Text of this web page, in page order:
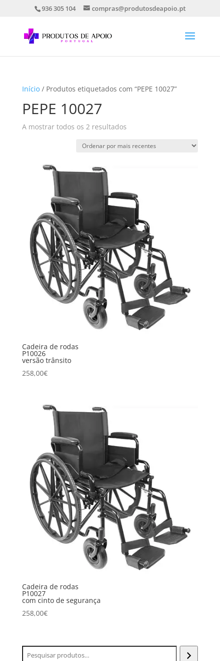
936 305 104 compras@produtosdeapoio.pt
Início/ Produtos etiquetados com “PEPE 10027”
PEPE 10027
A mostrar todos os 2 resultadosOrdenado
mais
Cadeira de rodas
P10026
versão trânsito
258,00€
Cadeira de rodas
P10027
com cinto de segurança
258,00€